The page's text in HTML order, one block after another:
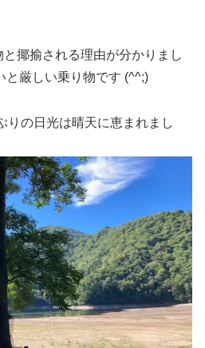
揶揄される理由が分かりまし
と厳しい乗り物です (^^;)
りの日光は晴天に恵まれまし